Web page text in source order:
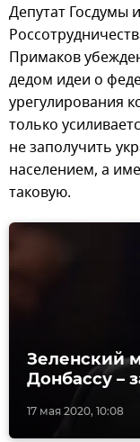
Депутат Госдумы
Примаков
дедом идеи о
урегулирования
только
не заполучить
населением, а
таковую.
17 мая 2020, 10:08
Зеленский
Донбассу –